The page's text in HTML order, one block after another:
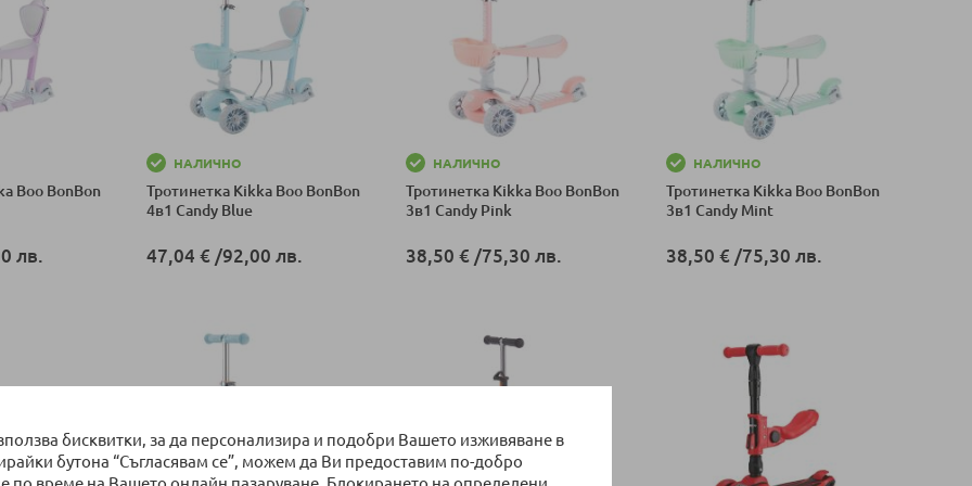
бисквитки, за да персонализира и подобри Вашето изживяване в
бутона “Съгласявам се”, можем да Ви предоставим по-добро
Boo BonBon
лв.
НАЛИЧНО
Тротинетка Kikka Boo BonBon
4в1 Candy Blue
47,04 € /92,00 лв.
НАЛИЧНО
Тротинетка Kikka Boo BonBon
3в1 Candy Pink
38,50 € /75,30 лв.
НАЛИЧНО
Тротинетка Kikka Boo BonBon
3в1 Candy Mint
38,50 €/75,30 лв.